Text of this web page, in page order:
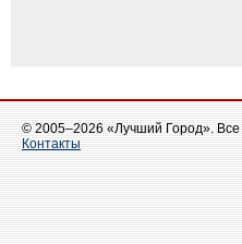
© 2005–2026 «Лучший Город».
Контакты